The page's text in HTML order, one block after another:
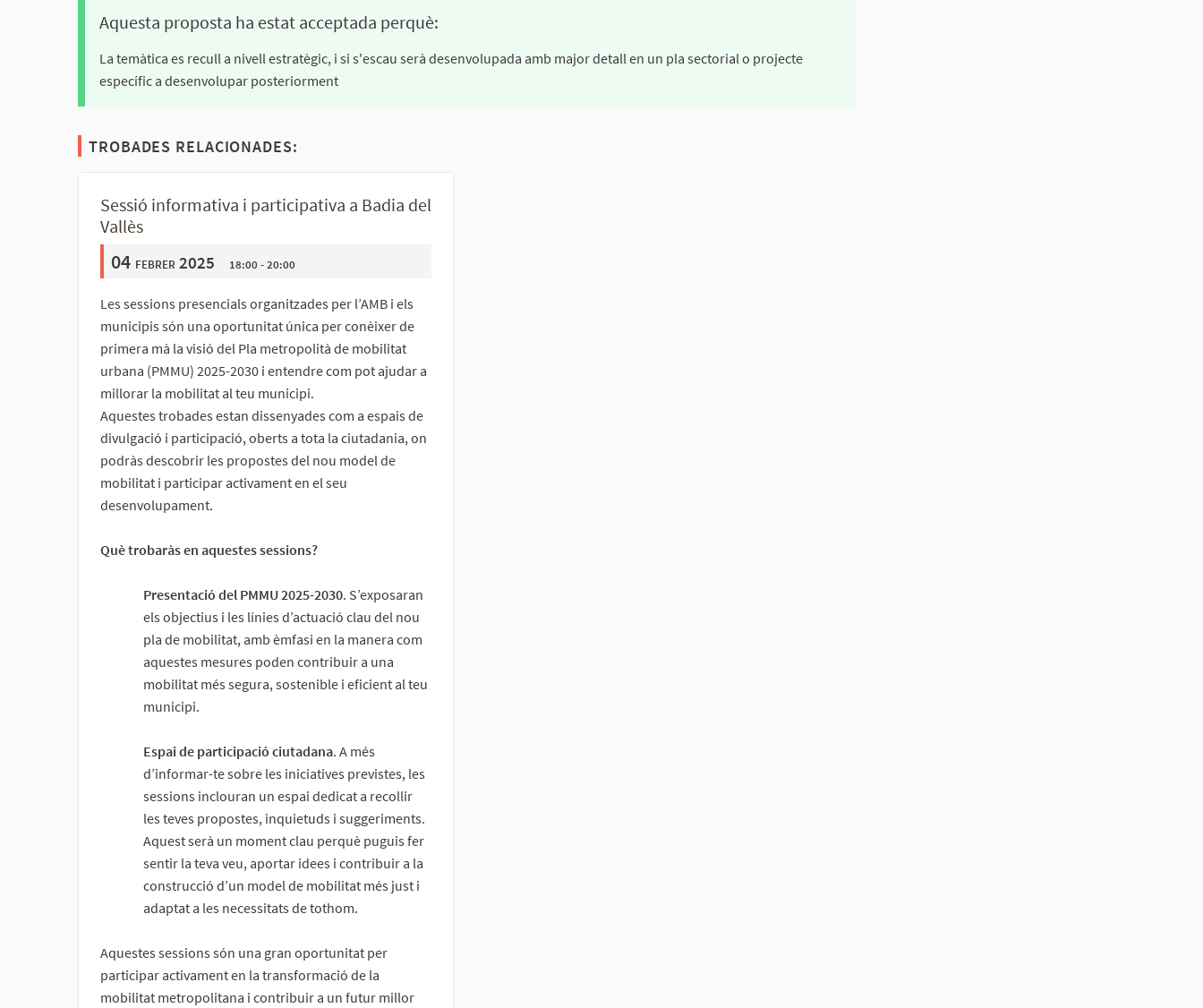
Aquesta proposta ha estat acceptada perquè:
La temàtica es recull a nivell estratègic, i si s'escau serà desenvolupada amb major detall en un pla sectorial o projecte
específic a desenvolupar posteriorment
TROBADES RELACIONADES:
Sessió informativa i participativa a Badia del
Vallès
04 febrer 2025 18:00 - 20:00
Les sessions presencials organitzades per l’AMB i els
municipis són una oportunitat única per conèixer de
primera mà la visió del Pla metropolità de mobilitat
urbana (PMMU) 2025-2030 i entendre com pot ajudar a
millorar la mobilitat al teu municipi.
Aquestes trobades estan dissenyades com a espais de
divulgació i participació, oberts a tota la ciutadania, on
podràs descobrir les propostes del nou model de
mobilitat i participar activament en el seu
desenvolupament.
Què trobaràs en aquestes sessions?
Presentació del PMMU 2025-2030. S’exposaran
els objectius i les línies d’actuació clau del nou
pla de mobilitat, amb èmfasi en la manera com
aquestes mesures poden contribuir a una
mobilitat més segura, sostenible i eficient al teu
municipi.
Espai de participació ciutadana. A més
d’informar-te sobre les iniciatives previstes, les
sessions inclouran un espai dedicat a recollir
les teves propostes, inquietuds i suggeriments.
Aquest serà un moment clau perquè puguis fer
sentir la teva veu, aportar idees i contribuir a la
construcció d’un model de mobilitat més just i
adaptat a les necessitats de tothom.
Aquestes sessions són una gran oportunitat per
participar activament en la transformació de la
mobilitat metropolitana i contribuir a un futur millor